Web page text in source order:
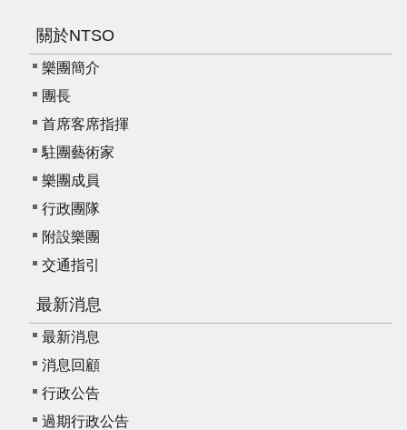
關於NTSO
樂團簡介
團長
首席客席指揮
駐團藝術家
樂團成員
行政團隊
附設樂團
交通指引
最新消息
最新消息
消息回顧
行政公告
過期行政公告